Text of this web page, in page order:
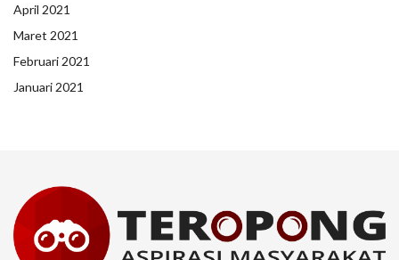
April 2021
Maret 2021
Februari 2021
Januari 2021